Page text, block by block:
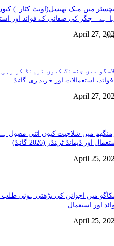
میں ملک تھیسل(اونٹ کٹارہ) کیوں
ہے – جگر کی صفائی کے فوائد اور
April 27,
استعمالات اور خریداری گائیڈ
April 27,
میں شلاجیت کیوں اتنی مقبول ہے
اور ڈیمانڈ ٹرینڈز (2026 گائیڈ)
April 25,
میں اجوائن کی بڑھتی ہوئی
اور استعمال
April 25,